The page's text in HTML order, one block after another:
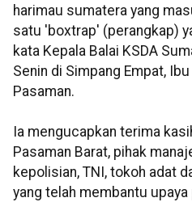
harimau sumatera yang
satu 'boxtrap' (perangkap)
kata Kepala Balai KSDA
Senin di Simpang Empat,
Pasaman.
Ia mengucapkan terima
Pasaman Barat, pihak
kepolisian, TNI, tokoh adat
yang telah membantu upaya